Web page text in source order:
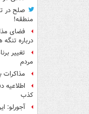
صلح در
منطقه!
فضای
درباره
تغییر
مردم
مذاکرات
اطلاعیه
کذب
آجورلو: